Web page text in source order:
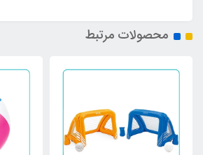
محصولات مرتبط